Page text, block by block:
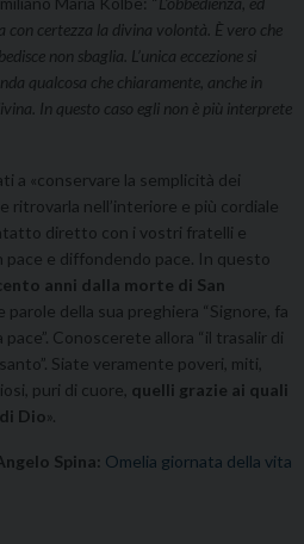
con certezza la divina volontà. È vero che
non sbaglia. L’unica eccezione si
qualcosa che chiaramente, anche in
In questo caso egli non è più interprete
a «conservare la semplicità dei
ritrovarla nell’interiore e più cordiale
diretto con i vostri fratelli e
pace e diffondendo pace. In questo
anni dalla morte di San
parole della sua preghiera “Signore, fa
Conoscerete allora “il trasalir di
Siate veramente poveri, miti,
puri di cuore, quelli grazie ai quali
Dio».
Spina: Omelia giornata della vita